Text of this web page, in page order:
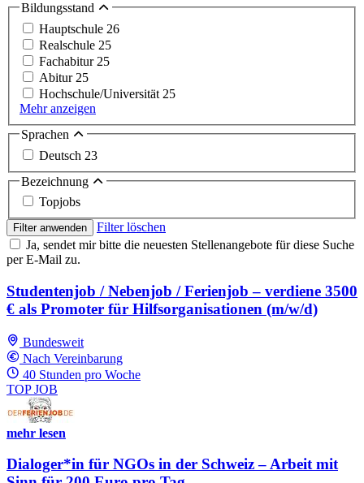
Bildungsstand
Hauptschule 26
Realschule 25
Fachabitur 25
Abitur 25
Hochschule/Universität 25
Mehr anzeigen
Sprachen
Deutsch 23
Bezeichnung
Topjobs
Filter anwenden
Filter löschen
Ja, sendet mir bitte die neuesten Stellenangebote für diese Suche
per E-Mail zu.
Studentenjob / Nebenjob / Ferienjob – verdiene 3500
€ als Promoter für Hilfsorganisationen (m/w/d)
Bundesweit
Nach Vereinbarung
40 Stunden pro Woche
TOP JOB
mehr lesen
Dialoger*in für NGOs in der Schweiz – Arbeit mit